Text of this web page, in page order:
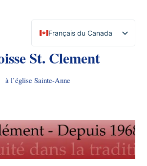
Français du Canada
English (Canada)
St. Clement
à l’église Sainte-Anne